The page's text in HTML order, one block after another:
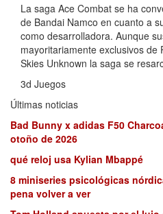
La saga Ace Combat se ha
de Bandai Namco en cuanto a
como desarrolladora. Aunque
mayoritariamente exclusivos de
Skies Unknown la saga se
3d Juegos
Últimas noticias
Bad Bunny x adidas F50
otoño de 2026
qué reloj usa Kylian Mbappé
8 miniseries psicológicas
pena volver a ver